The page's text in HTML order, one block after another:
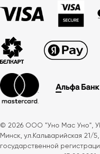
© 2026 ООО "Уно Мас Уно",
Минск, ул.Кальварийская 21/
государственной